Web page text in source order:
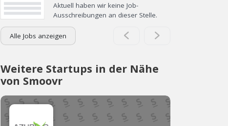
Aktuell haben wir keine Job-
Ausschreibungen an dieser Stelle.
Alle Jobs anzeigen
Weitere Startups in der Nähe
von Smoovr